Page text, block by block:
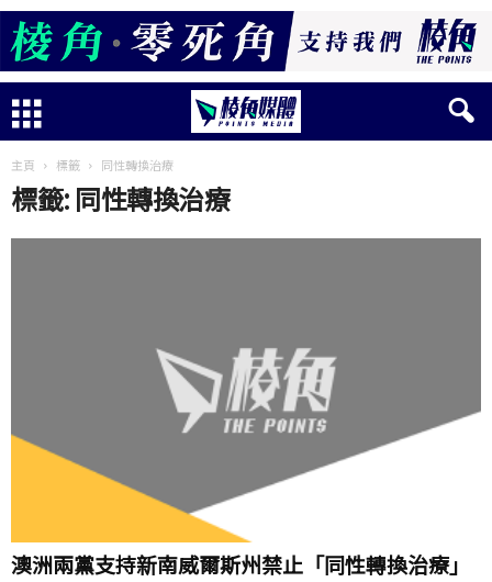
主頁 標籤 同性轉換治療
標籤: 同性轉換治療
澳洲兩黨支持新南威爾斯州禁止「同性轉換治療」